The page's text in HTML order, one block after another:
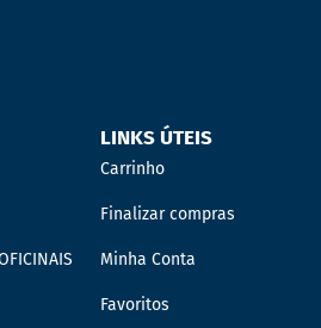
LINKS ÚTEIS
Carrinho
Finalizar compras
Minha Conta
Favoritos